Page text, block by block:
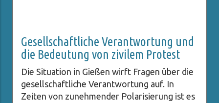
Gesellschaftliche Verantwortung und
die Bedeutung von zivilem Protest
Die Situation in Gießen wirft Fragen über die
gesellschaftliche Verantwortung auf. In
Zeiten von zunehmender Polarisierung ist es